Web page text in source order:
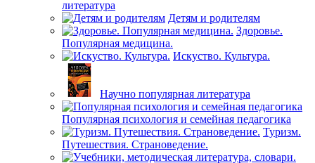
литература
Детям и родителям
Здоровье.
Популярная медицина.
Искуство. Культура.
Научно популярная литература
Популярная психология и семейная педагогика
Туризм.
Путешествия. Страноведение.